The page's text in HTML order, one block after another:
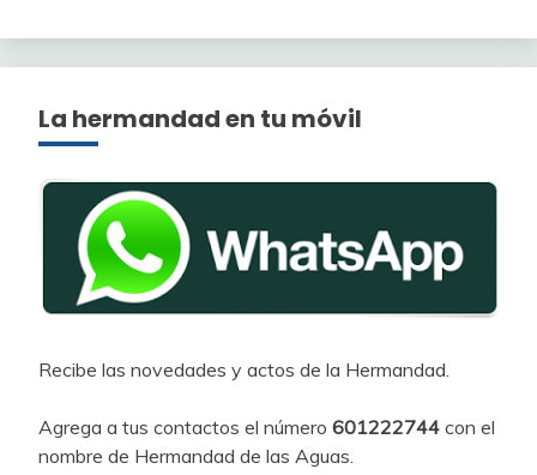
La hermandad en tu móvil
Recibe las novedades y actos de la Hermandad.
Agrega a tus contactos el número 601222744 con el
nombre de Hermandad de las Aguas.